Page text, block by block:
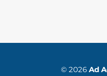
© 2026 Ad